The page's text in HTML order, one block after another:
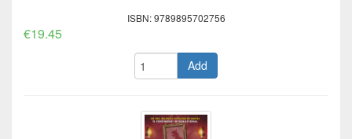
ISBN: 9789895702756
€19.45
Add